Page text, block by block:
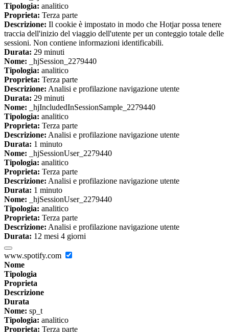
Tipologia: analitico
Proprieta: Terza parte
Descrizione: Il cookie è impostato in modo che Hotjar possa tenere
traccia dell'inizio del viaggio dell'utente per un conteggio totale delle
sessioni. Non contiene informazioni identificabili.
Durata: 29 minuti
Nome: _hjSession_2279440
Tipologia: analitico
Proprieta: Terza parte
Descrizione: Analisi e profilazione navigazione utente
Durata: 29 minuti
Nome: _hjIncludedInSessionSample_2279440
Tipologia: analitico
Proprieta: Terza parte
Descrizione: Analisi e profilazione navigazione utente
Durata: 1 minuto
Nome: _hjSessionUser_2279440
Tipologia: analitico
Proprieta: Terza parte
Descrizione: Analisi e profilazione navigazione utente
Durata: 1 minuto
Nome: _hjSessionUser_2279440
Tipologia: analitico
Proprieta: Terza parte
Descrizione: Analisi e profilazione navigazione utente
Durata: 12 mesi 4 giorni
www.spotify.com
Nome
Tipologia
Proprieta
Descrizione
Durata
Nome: sp_t
Tipologia: analitico
Proprieta: Terza parte